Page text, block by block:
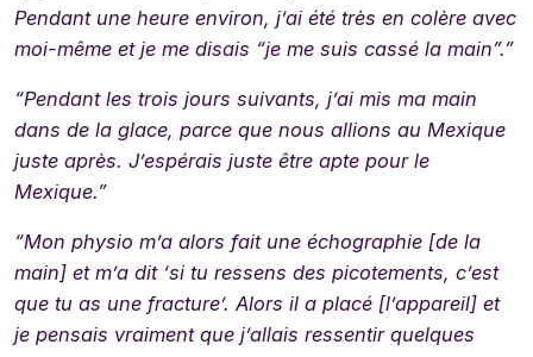
Pendant une heure environ, j’ai été très en colère avec
moi-même et je me disais “je me suis cassé la main”.”
“Pendant les trois jours suivants, j’ai mis ma main
dans de la glace, parce que nous allions au Mexique
juste après. J’espérais juste être apte pour le
Mexique.”
“Mon physio m’a alors fait une échographie [de la
main] et m’a dit ‘si tu ressens des picotements, c’est
que tu as une fracture’. Alors il a placé [l’appareil] et
je pensais vraiment que j’allais ressentir quelques